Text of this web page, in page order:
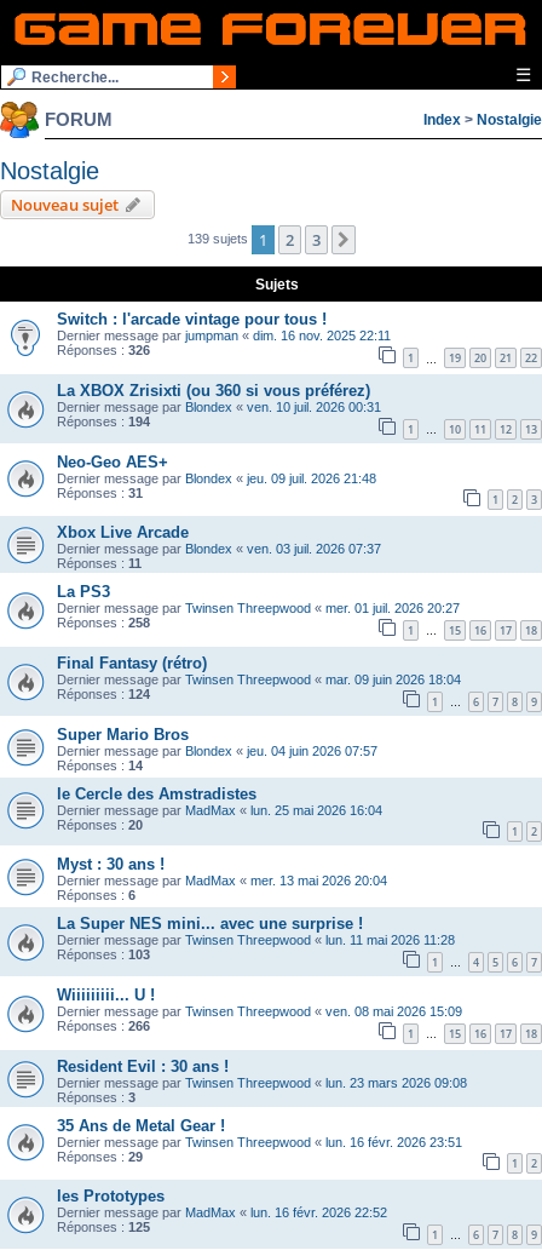
☰
FORUM Index > Nostalgie
Nostalgie
Nouveau sujet
139 sujets 1 2 3
Sujets
Switch : l'arcade vintage pour tous !
Dernier message par jumpman « dim. 16 nov. 2025 22:11
Réponses : 326 1 19 20 21 22
La XBOX Zrisixti (ou 360 si vous préférez)
Dernier message par Blondex « ven. 10 juil. 2026 00:31
Réponses : 194 1 … 10 11 12 13
Neo-Geo AES+
Dernier message par Blondex « jeu. 09 juil. 2026 21:48
Réponses : 31 1 2 3
Xbox Live Arcade
Dernier message par Blondex « ven. 03 juil. 2026 07:37
Réponses : 11
La PS3
Dernier message par Twinsen Threepwood « mer. 01 juil. 2026 20:27
Réponses : 258 1 … 15 16 17 18
Final Fantasy (rétro)
Dernier message par Twinsen Threepwood « mar. 09 juin 2026 18:04
Réponses : 124 1 … 6 7 8 9
Super Mario Bros
Dernier message par Blondex « jeu. 04 juin 2026 07:57
Réponses : 14
le Cercle des Amstradistes
Dernier message par MadMax « lun. 25 mai 2026 16:04
Réponses : 20 1 2
Myst : 30 ans !
Dernier message par MadMax « mer. 13 mai 2026 20:04
Réponses : 6
La Super NES mini... avec une surprise !
Dernier message par Twinsen Threepwood « lun. 11 mai 2026 11:28
Réponses : 103 1 … 4 5 6 7
Wiiiiiiiii... U !
Dernier message par Twinsen Threepwood « ven. 08 mai 2026 15:09
Réponses : 266 1 … 15 16 17 18
Resident Evil : 30 ans !
Dernier message par Twinsen Threepwood « lun. 23 mars 2026 09:08
Réponses : 3
35 Ans de Metal Gear !
Dernier message par Twinsen Threepwood « lun. 16 févr. 2026 23:51
Réponses : 29 1 2
les Prototypes
Dernier message par MadMax « lun. 16 févr. 2026 22:52
Réponses : 125 1 … 6 7 8 9